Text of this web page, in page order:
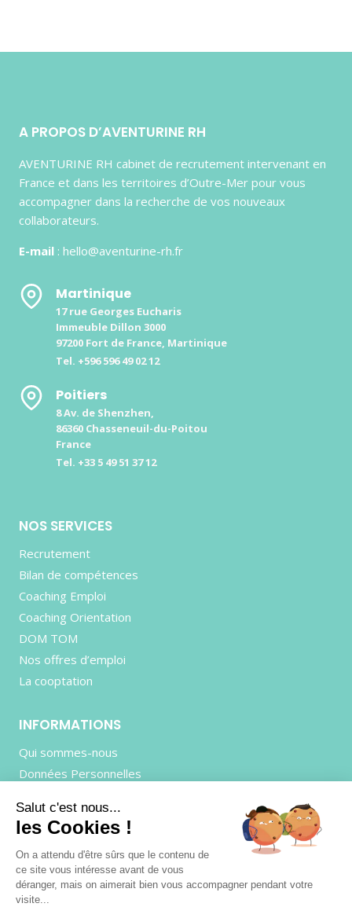
A PROPOS D’AVENTURINE RH
AVENTURINE RH cabinet de recrutement intervenant en
France et dans les territoires d’Outre-Mer pour vous
accompagner dans la recherche de vos nouveaux
collaborateurs.
E-mail : hello@aventurine-rh.fr
Martinique
17 rue Georges Eucharis
Immeuble Dillon 3000
97200 Fort de France, Martinique
Tel. +596 596 49 02 12
Poitiers
8 Av. de Shenzhen,
86360 Chasseneuil-du-Poitou
France
Tel. +33 5 49 51 37 12
NOS SERVICES
Recrutement
Bilan de compétences
Coaching Emploi
Coaching Orientation
DOM TOM
Nos offres d’emploi
La cooptation
INFORMATIONS
Qui sommes-nous
Données Personnelles
CGU
Contactez-nous
Salut c'est nous...
les Cookies !
On a attendu d'être sûrs que le contenu de
ce site vous intéresse avant de vous
déranger, mais on aimerait bien vous accompagner pendant votre
visite...